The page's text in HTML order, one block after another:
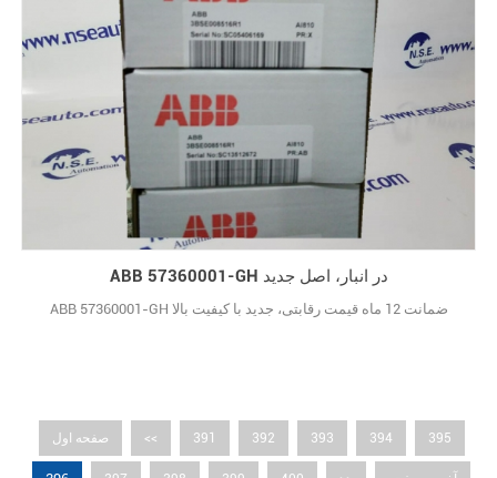
ABB 57360001-GH در انبار، اصل جدید
ABB 57360001-GH ضمانت 12 ماه قیمت رقابتی، جدید با کیفیت بالا
صفحه اول << 391 392 393 394 395